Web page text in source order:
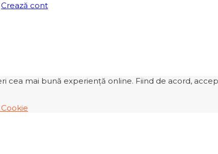
Crează cont
cea mai bună experiență online. Fiind de acord,